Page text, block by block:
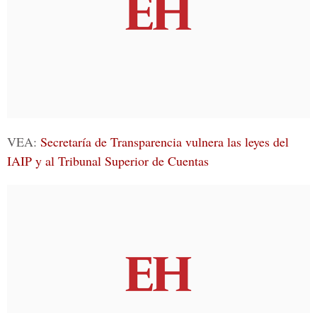
VEA: Secretaría de Transparencia vulnera las leyes del
IAIP y al Tribunal Superior de Cuentas